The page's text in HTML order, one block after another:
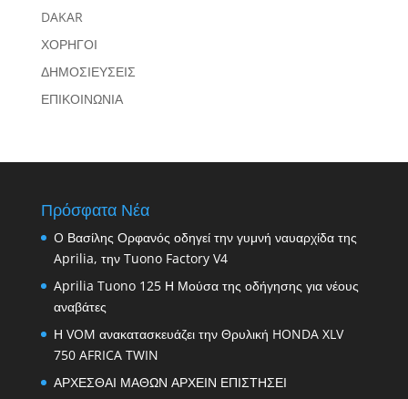
DAKAR
ΧΟΡΗΓΟΙ
ΔΗΜΟΣΙΕΥΣΕΙΣ
ΕΠΙΚΟΙΝΩΝΙΑ
Πρόσφατα Νέα
O Βασίλης Ορφανός οδηγεί την γυμνή ναυαρχίδα της
Aprilia, την Tuono Factory V4
Aprilia Tuono 125 Η Μούσα της οδήγησης για νέους
αναβάτες
Η VOM ανακατασκευάζει την Θρυλική HONDA XLV
750 AFRICA TWIN
ΑΡΧΕΣΘΑΙ ΜΑΘΩΝ ΑΡΧΕΙΝ ΕΠΙΣΤΗΣΕΙ